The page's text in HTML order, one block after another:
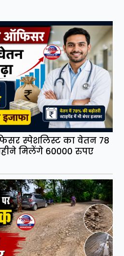
स्पेशलिस्ट का वेतन 78
मिलेंगे 60000 रुपए